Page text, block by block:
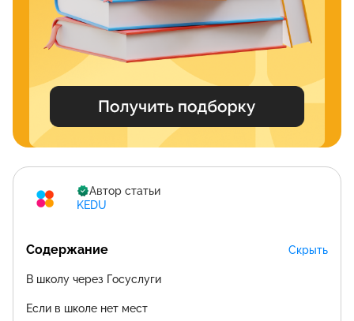
Автор статьи
KEDU
Содержание Скрыть
В школу через Госуслуги
Если в школе нет мест